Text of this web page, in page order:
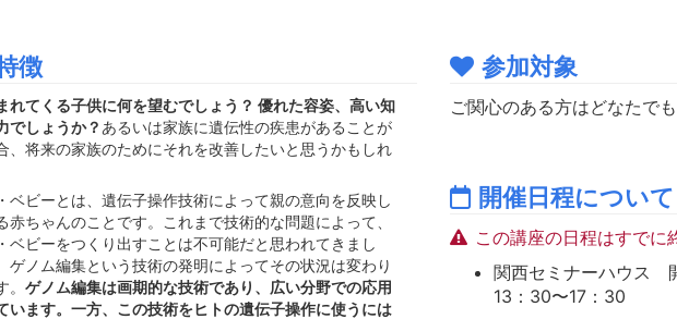
徴
れてくる子供に何を望むでしょう？ 優れた容姿、高い知
でしょうか？ あるいは家族に遺伝性の疾患があることが
、将来の家族のためにそれを改善したいと思うかもしれ
ベビーとは、遺伝子操作技術によって親の意向を反映し
赤ちゃんのことです。これまで技術的な問題によって、
ベビーをつくり出すことは不可能だと思われてきまし
ゲノム編集という技術の発明によってその状況は変わり
。ゲノム編集は画期的な技術であり、広い分野での応用
います。一方、この技術をヒトの遺伝子操作に使うには
参加対象
ご関心のある方はどなたで
開催日程について
この講座の日程はすでに
関西セミナーハウス
13：30〜17：30